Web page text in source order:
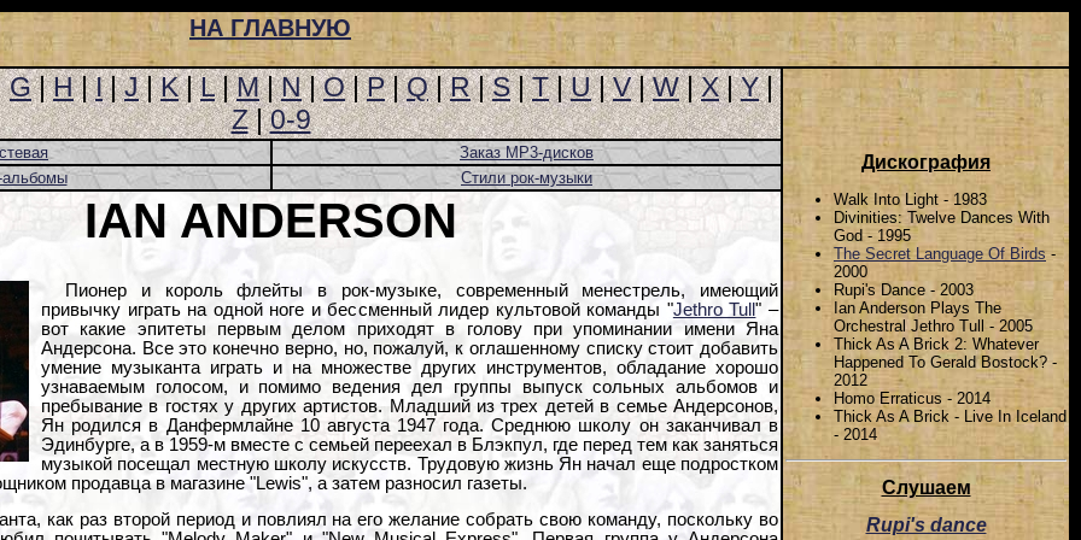
НА ГЛАВНУЮ
G|H|I|J|K|L|M|N|O|P|Q|R|S|T|U|V|W|X|Y|
Z|0-9
Дискография
Walk Into Light - 1983
Divinities: Twelve Dances With
God - 1995
The Secret Language Of Birds-
2000
Rupi's Dance - 2003
Ian Anderson Plays The
Orchestral Jethro Tull - 2005
Thick As A Brick 2: Whatever
Happened To Gerald Bostock? -
2012
Homo Erraticus - 2014
Thick As A Brick - Live In Iceland
- 2014
Слушаем
Rupi's dance
Заказ MP3-дисков
альбомы
Стили рок-музыки
IAN ANDERSON
Пионер и король флейты в рок-музыке, современный менестрель, имеющий
привычку играть на одной ноге и бессменный лидер культовой команды "Jethro Tull" –
вот какие эпитеты первым делом приходят в голову при упоминании имени Яна
Андерсона. Все это конечно верно, но, пожалуй, к оглашенному списку стоит добавить
умение музыканта играть и на множестве других инструментов, обладание хорошо
узнаваемым голосом, и помимо ведения дел группы выпуск сольных альбомов и
пребывание в гостях у других артистов. Младший из трех детей в семье Андерсонов,
Ян родился в Данфермлайне 10 августа 1947 года. Среднюю школу он заканчивал в
Эдинбурге, а в 1959-м вместе с семьей переехал в Блэкпул, где перед тем как заняться
музыкой посещал местную школу искусств. Трудовую жизнь Ян начал еще подростком
продавца в магазине "Lewis", а затем разносил газеты.
как раз второй период и повлиял на его желание собрать свою команду, поскольку во